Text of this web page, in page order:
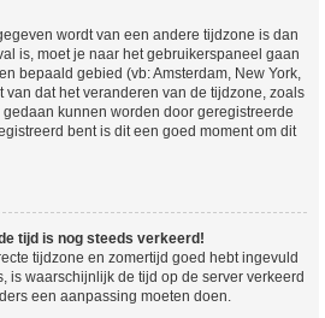
wordt van een andere tijdzone is dan
is, moet je naar het gebruikerspaneel gaan
bepaald gebied (vb: Amsterdam, New York,
van dat het veranderen van de tijdzone, zoals
kunnen worden door geregistreerde
bent is dit een goed moment om dit
tijd is nog steeds verkeerd!
tijdzone en zomertijd goed hebt ingevuld
is waarschijnlijk de tijd op de server verkeerd
een aanpassing moeten doen.